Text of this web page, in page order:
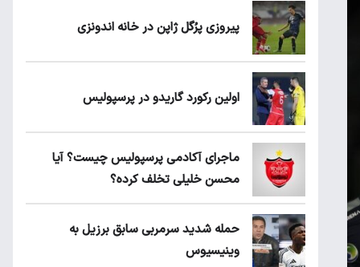
پیروزی پرُگل ژاپن در خانه اندونزی
اولین رکورد گاریدو در پرسپولیس
ماجرای آکادمی پرسپولیس چیست؟ آیا
محسن خلیلی تخلف کرده؟
حمله شدید سرمربی سابق برزیل به
وینیسیوس